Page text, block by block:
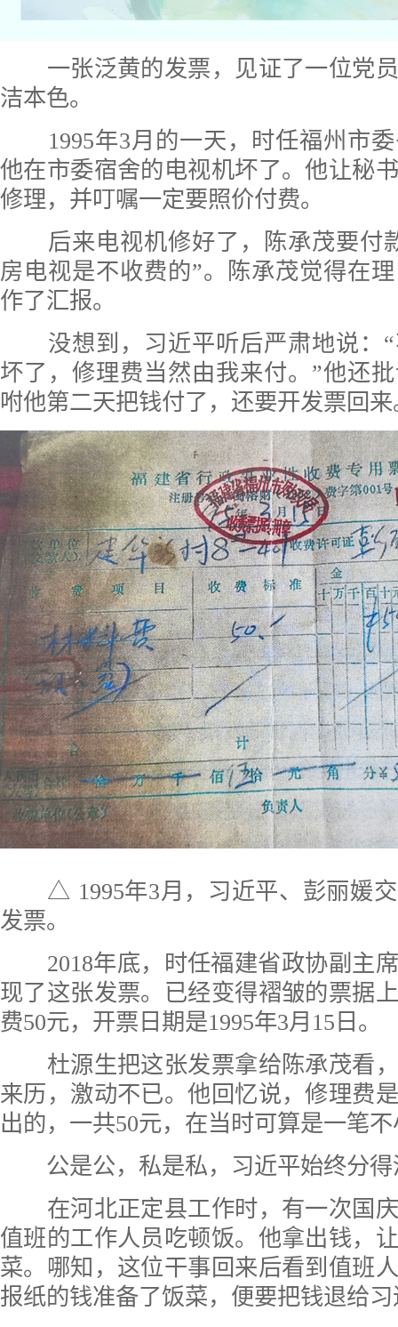
一张泛黄的发票，见证了一位党员
洁本色。
1995年3月的一天，时任福州市委
他在市委宿舍的电视机坏了。他让秘
修理，并叮嘱一定要照价付费。
后来电视机修好了，陈承茂要付
房电视是不收费的”。陈承茂觉得在
作了汇报。
没想到，习近平听后严肃地说：“
坏了，修理费当然由我来付。”他还
咐他第二天把钱付了，还要开发票回来
△ 1995年3月，习近平、彭丽媛交
发票。
2018年底，时任福建省政协副主
现了这张发票。已经变得褶皱的票据
费50元，开票日期是1995年3月15日。
杜源生把这张发票拿给陈承茂看，
来历，激动不已。他回忆说，修理费
出的，一共50元，在当时可算是一笔
公是公，私是私，习近平始终分得
在河北正定县工作时，有一次国庆
值班的工作人员吃顿饭。他拿出钱，
菜。哪知，这位干事回来后看到值班
报纸的钱准备了饭菜，便要把钱退给